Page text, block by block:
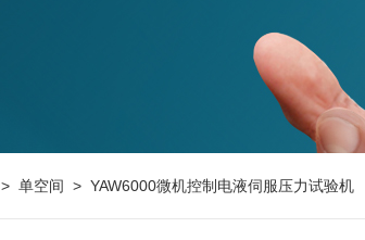
>单空间 > YAW6000微机控制电液伺服压力试验机